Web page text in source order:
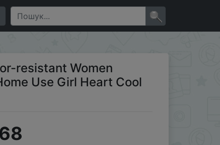
resistant Women
Use Girl Heart Cool